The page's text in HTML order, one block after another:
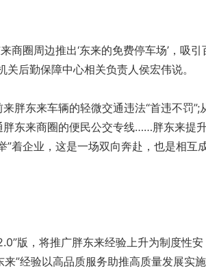
圈周边推出‘东来的免费停车场’，吸引
后勤保障中心相关负责人侯宏伟说。
东来车辆的轻微交通违法“首违不罚”;
东来商圈的便民公交专线……胖东来提
”着企业，这是一场双向奔赴，也是相互
版，将推广胖东来经验上升为制度性安
”经验以高品质服务助推高质量发展实